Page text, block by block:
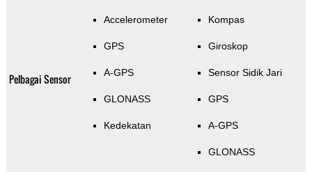
Pelbagai Sensor
Accelerometer
GPS
A-GPS
GLONASS
Kedekatan
Kompas
Giroskop
Sensor Sidik Jari
GPS
A-GPS
GLONASS